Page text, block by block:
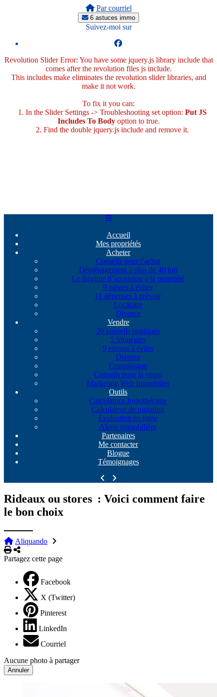
Par courriel
6 astuces immo
Suivez-moi sur
Revolution Slider Error: You have some jquery.js library include that
comes after the revolution files js include.
This includes make eliminates the revolution slider libraries, and
make it not work.
To fix it you can:
1. In the Slider Settings -> Troubleshooting set option: Put JS
Includes To Bodyoption to true.
2. Find the double jquery.js include and remove it.
Accueil
Mes propriétés
Acheter
Conseils pour l’achat
Déménagement à plus de 40 km
Le Régime d’accession à la propriété
9 pièges à éviter
11 dépenses à prévoir
Locataire
Divorce
Vendre
20 conseils pratiques
5 Stratégies
9 erreurs à éviter
Divorce
Commission
Conseils pour la vente
Marketing Web Immobilier
Outils
Calculatrice hypothécaire
Calculateur de mutation
Évaluation en ligne
Alerte immobilière
Partenaires
Me contacter
Blogue
Témoignages
Rideaux ou stores : Voici comment faire
le bon choix
Aliquando
Imprimer
Partager
Partagez cette page
Facebook
X (Twitter)
Pinterest
LinkedIn
Courriel
Aucune photo à partager
Annuler